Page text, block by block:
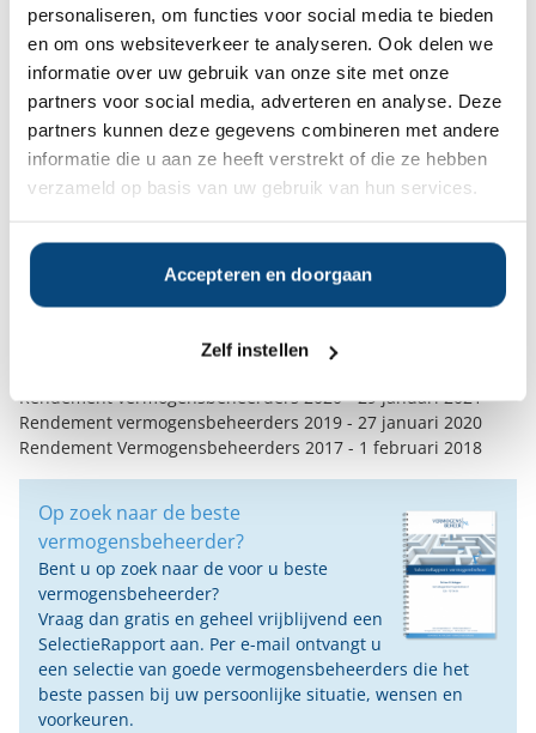
personaliseren, om functies voor social media te bieden
en om ons websiteverkeer te analyseren. Ook delen we
informatie over uw gebruik van onze site met onze
partners voor social media, adverteren en analyse. Deze
partners kunnen deze gegevens combineren met andere
informatie die u aan ze heeft verstrekt of die ze hebben
verzameld op basis van uw gebruik van hun services.
Accepteren en doorgaan
Zelf instellen
2019 nog zullen gelden, is het aannemelijk dat ook 2019 een
volatiel beleggingsjaar zal worden.
door Jos Leeser
Als voormalig bankier, vermogensbeheerder,
consultant en klachtenbehandelaar kent Jos
Leeser de ins en outs van beleggen en
vermogensbeheer. Jos is partner bij
ondernemers, stichtingen en instellingen die op zoek zijn
naar de juiste vermogensbeheerder.
Uitstekend eerste kwartaal voor vermogensbeheerders
Rendement vermogensbeheerders 2020- 29 januari 2021
Rendement vermogensbeheerders 2019 - 27 januari 2020
Rendement Vermogensbeheerders 2017 - 1 februari 2018
Op zoek naar de beste
vermogensbeheerder?
Bent u op zoek naar de voor u beste
vermogensbeheerder?
Vraag dan gratis en geheel vrijblijvend een
SelectieRapport aan. Per e-mail ontvangt u
een selectie van goede vermogensbeheerders die het
beste passen bij uw persoonlijke situatie, wensen en
voorkeuren.